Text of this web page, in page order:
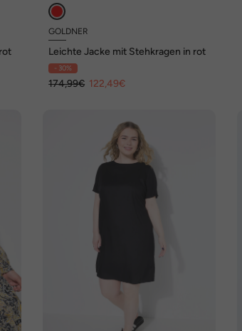
GOLDNER
Leichte Jacke mit Stehkragen in rot
- 30%
174,99€ 122,49€